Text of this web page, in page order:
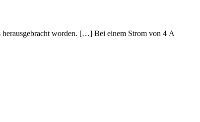
herausgebracht worden. […] Bei einem Strom von 4 A